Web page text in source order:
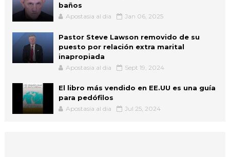
baños
Apostasia al dia Jan 06, 2025
Pastor Steve Lawson removido de su
puesto por relación extra marital
inapropiada
Apostasia al dia Sept 19, 2024
El libro más vendido en EE.UU es una guía
para pedófilos
Apostasia al dia Jul 25, 2024